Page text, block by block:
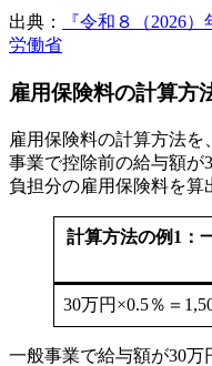
出典：
『令和８（2026
労働省
雇用保険料の計算方
雇用保険料の計算方法
事業で控除前の給与額が
負担分の雇用保険料を算
計算方法の例1：
30万円×0.5％＝
一般事業で給与額が30万